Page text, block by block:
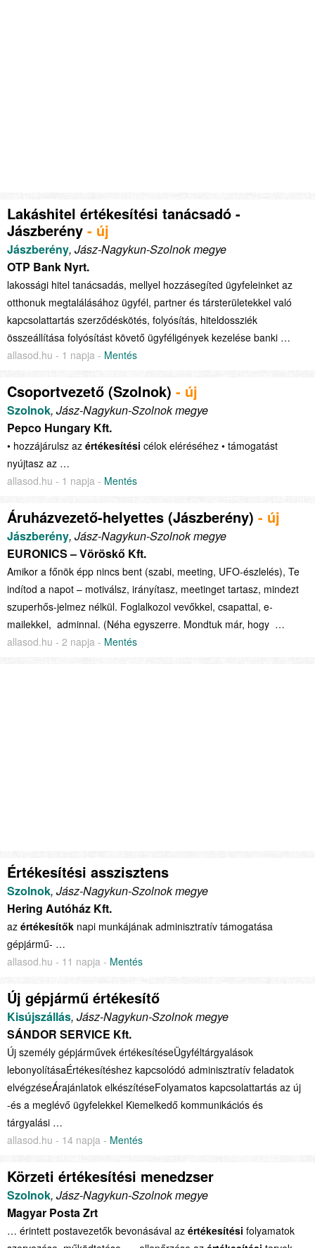
Lakáshitel értékesítési tanácsadó -
Jászberény - új
Jászberény, Jász-Nagykun-Szolnok megye
OTP Bank Nyrt.
lakossági hitel tanácsadás, mellyel hozzásegíted ügyfeleinket az
otthonuk megtalálásához ügyfél, partner és társterületekkel való
kapcsolattartás szerződéskötés, folyósítás, hiteldossziék
összeállítása folyósítást követő ügyféligények kezelése banki …
allasod.hu - 1 napja - Mentés
Csoportvezető (Szolnok) - új
Szolnok, Jász-Nagykun-Szolnok megye
Pepco Hungary Kft.
• hozzájárulsz az értékesítési célok eléréséhez • támogatást
nyújtasz az …
allasod.hu - 1 napja - Mentés
Áruházvezető-helyettes (Jászberény) - új
Jászberény, Jász-Nagykun-Szolnok megye
EURONICS – Vöröskő Kft.
Amikor a főnök épp nincs bent (szabi, meeting, UFO-észlelés), Te
indítod a napot – motiválsz, irányítasz, meetinget tartasz, mindezt
szuperhős-jelmez nélkül. Foglalkozol vevőkkel, csapattal, e-
mailekkel, adminnal. (Néha egyszerre. Mondtuk már, hogy …
allasod.hu - 2 napja - Mentés
Értékesítési asszisztens
Szolnok, Jász-Nagykun-Szolnok megye
Hering Autóház Kft.
az értékesítők napi munkájának adminisztratív támogatása
gépjármű- …
allasod.hu - 11 napja - Mentés
Új gépjármű értékesítő
Kisújszállás, Jász-Nagykun-Szolnok megye
SÁNDOR SERVICE Kft.
Új személy gépjárművek értékesítéseÜgyféltárgyalások
lebonyolításaÉrtékesítéshez kapcsolódó adminisztratív feladatok
elvégzéseÁrajánlatok elkészítéseFolyamatos kapcsolattartás az új
-és a meglévő ügyfelekkel Kiemelkedő kommunikációs és
tárgyalási …
allasod.hu - 14 napja - Mentés
Körzeti értékesítési menedzser
Szolnok, Jász-Nagykun-Szolnok megye
Magyar Posta Zrt
… érintett postavezetők bevonásával az értékesítési folyamatok